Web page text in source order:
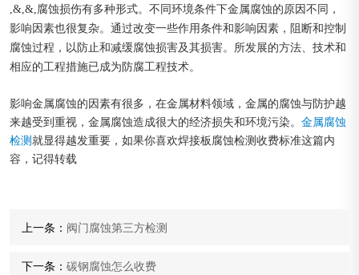
,&,&,腐蚀损伤有多种形式。不同环境条件下金属腐蚀的原因不同，
影响因素也很复杂。通过改变一些作用条件和影响因素，阻断和控制
腐蚀过程，以防止和减缓腐蚀损害及其损害。所发展的方法、技术和
相应的工程措施已成为防腐工程技术。
影响金属腐蚀的因素有很多，在金属材料领域，金属的腐蚀与防护越
来越受到重视，金属腐蚀造成很大的经济损失和环境污染。 金属腐蚀
检测 就显得越发重要，如果你喜欢焊接板腐蚀检测收费标准这篇内
容，记得转载
上一条： 阀门腐蚀第三方检测
下一条： 碳钢腐蚀怎么收费